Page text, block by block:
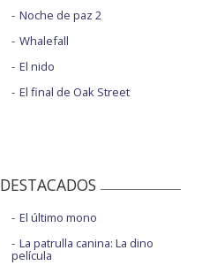
Noche de paz 2
Whalefall
El nido
El final de Oak Street
El último mono
La patrulla canina: La dino
película